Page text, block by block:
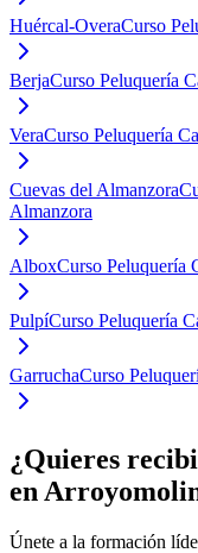
Huércal-OveraCurso
BerjaCurso Peluquería
VeraCurso Peluquería
Cuevas del Almanzora
Almanzora
AlboxCurso Peluquería
PulpíCurso Peluquería
GarruchaCurso
¿Quieres
en
Únete a la formación